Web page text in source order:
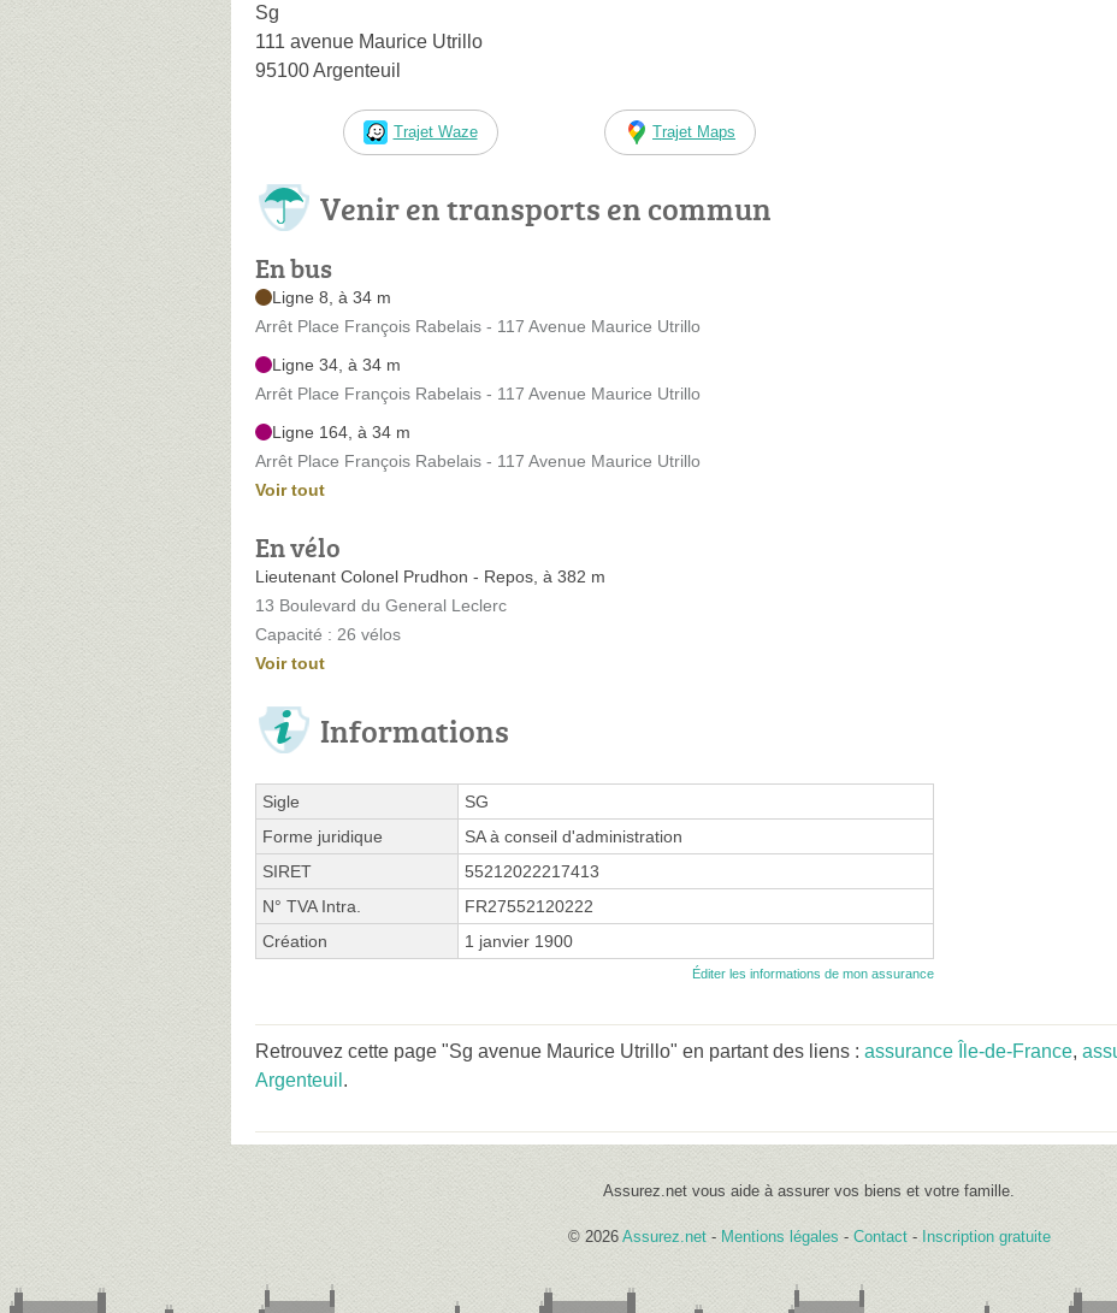
Sg
111 avenue Maurice Utrillo
95100 Argenteuil
Trajet Waze Trajet Maps
Venir en transports en commun
En bus
Ligne 8, à 34 m
Arrêt Place François Rabelais - 117 Avenue Maurice Utrillo
Ligne 34, à 34 m
Arrêt Place François Rabelais - 117 Avenue Maurice Utrillo
Ligne 164, à 34 m
Arrêt Place François Rabelais - 117 Avenue Maurice Utrillo
Voir tout
En vélo
Lieutenant Colonel Prudhon - Repos, à 382 m
13 Boulevard du General Leclerc
Capacité : 26 vélos
Voir tout
Informations
Sigle
SG
Forme juridique
SA à conseil d'administration
SIRET
55212022217413
N° TVA Intra.
FR27552120222
Création
1 janvier 1900
Éditer les informations de mon assurance
Retrouvez cette page "Sg avenue Maurice Utrillo" en partant des liens : assurance Île-de-France,
Argenteuil .
Assurez.net vous aide à assurer vos biens et votre famille.
© 2026 Assurez.net - Mentions légales - Contact- Inscription gratuite